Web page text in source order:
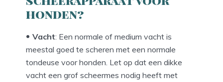
honden?
Vacht: Een normale of medium vacht is
meestal goed te scheren met een normale
tondeuse voor honden. Let op dat een dikke
vacht een grof scheermes nodig heeft met